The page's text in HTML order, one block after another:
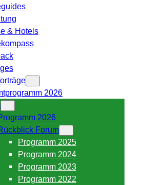
& Hotels
2026
2026
Forum
Programm 2025
Programm 2024
Programm 2023
Programm 2022